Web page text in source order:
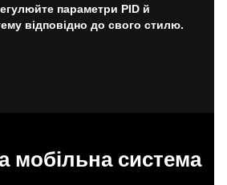
параметри PID й
відповідно до свого стилю.
мобільна система